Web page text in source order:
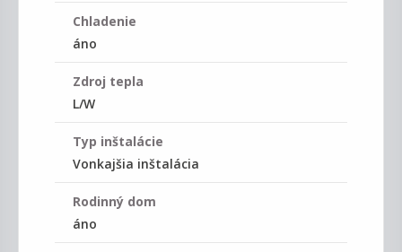
Chladenie
áno
Zdroj tepla
L/W
Typ inštalácie
Vonkajšia inštalácia
Rodinný dom
áno